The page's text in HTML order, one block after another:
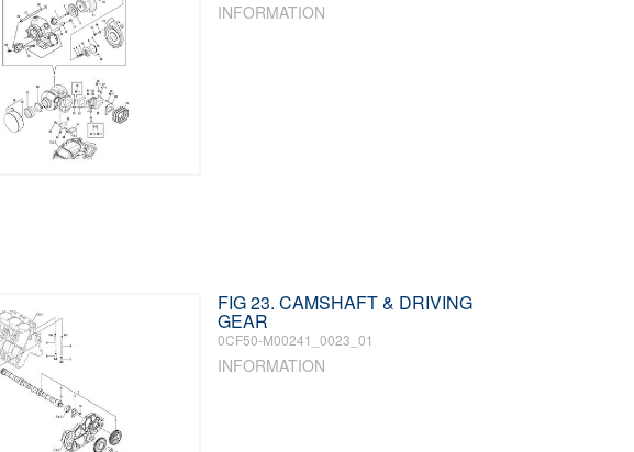
INFORMATION
FIG 23. CAMSHAFT & DRIVING
GEAR
0CF50-M00241_0023_01
INFORMATION